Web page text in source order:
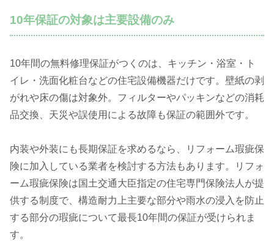
10年保証の対象は主要設備のみ
10年間の無料修理保証がつくのは、キッチン・浴室・ト
イレ・洗面化粧台などの住宅設備機器だけです。壁紙の剥
がれや床の傷は対象外。フィルターやパッキンなどの消耗
品交換、天災や誤使用による故障も保証の範囲外です。
内装や外装にも長期保証を求めるなら、リフォーム瑕疵保
険に加入している業者を検討する方法もあります。リフォ
ーム瑕疵保険は国土交通大臣指定の住宅専門保険法人が提
供する制度で、構造耐力上主要な部分や雨水の浸入を防止
する部分の瑕疵について最長10年間の保証が受けられま
す。